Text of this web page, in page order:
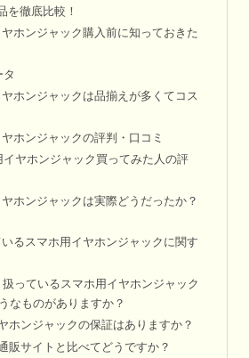
を徹底比較！
ヤホンジャック購入前に知っておきた
タ
ヤホンジャックは品揃えが多くてコス
ホンジャックの評判・口コミ
イヤホンジャック買ってみた人の評
ホンジャックは実際どうだったか？
いるスマホ用イヤホンジャックに関す
っているスマホ用イヤホンジャック
なものがありますか？
ホンジャックの保証はありますか？
販サイトと比べてどうですか？